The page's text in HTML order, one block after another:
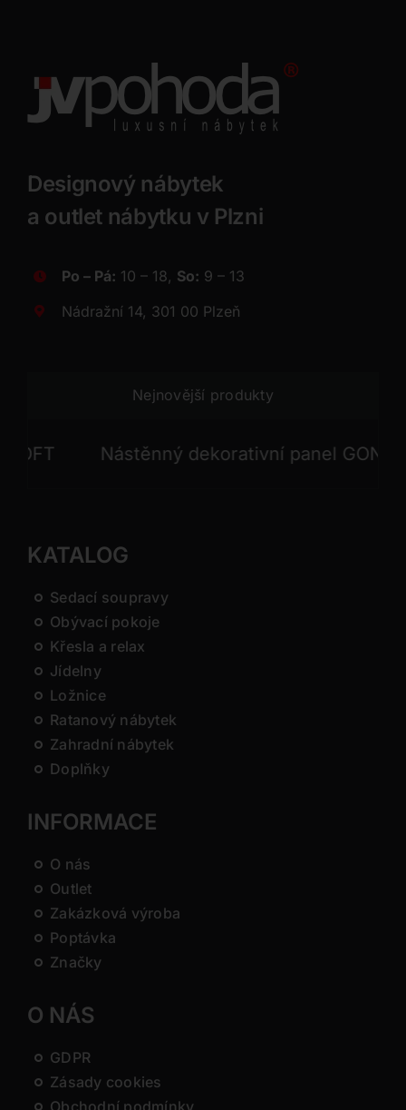
Designový nábytek
a outlet nábytku v Plzni
Po – Pá: 10 – 18, So: 9 – 13
Nádražní 14, 301 00 Plzeň
Nejnovější produkty
Nástěnný dekorativní panel GONG
KATALOG
Sedací soupravy
Obývací pokoje
Křesla a relax
Jídelny
Ložnice
Ratanový nábytek
Zahradní nábytek
Doplňky
INFORMACE
O nás
Outlet
Zakázková výroba
Poptávka
Značky
O NÁS
GDPR
Zásady cookies